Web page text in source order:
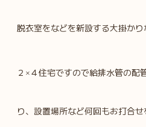
脱衣室をなどを新設する大掛かり
２ × ４住宅ですので給排水管の配
り、設置場所など何回もお打合せ